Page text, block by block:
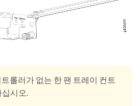
롤러가 없는 한 팬 트레이 컨트
시오.